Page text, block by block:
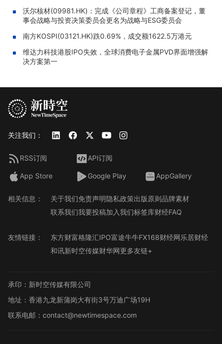
沃尔核材(09981.HK)：完成《公司章程》工商备案登记，董
事会战略与投资决策委员会更名为战略与ESG委员会
南方KOSPI(03121.HK)跌0.69%，成交额1622.5万港元
维达力科技港股IPO失效，全球消费电子金属PVD界面增强解
决方案第一
关注我们：
RSS订阅 API订阅
App Store Google Play AppGallery
相关信息： 关于我们免责声明隐私政策出版原则品牌素材
联系我们我要投稿加入我们标签库财经FAQ
友情链接： 东方财富格隆汇IPO富途牛牛FX168财经网乐居财经
和讯新时空传媒财华网更多友链+
承印：新时空传媒有限公司
地址：香港九龙新蒲岗大有街3号万迪广场19H
联系电邮：contact@newtimespace.com